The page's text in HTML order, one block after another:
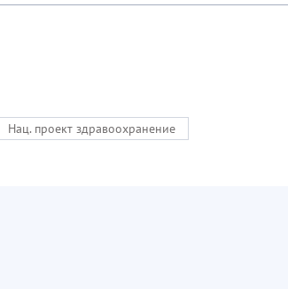
Нац. проект здравоохранение